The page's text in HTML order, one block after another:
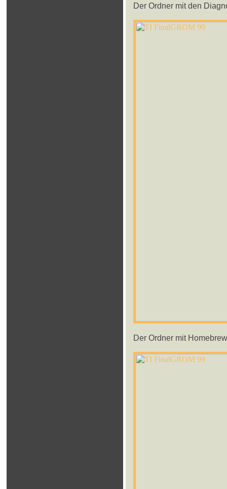
Der Ordner mit den
Der Ordner mit